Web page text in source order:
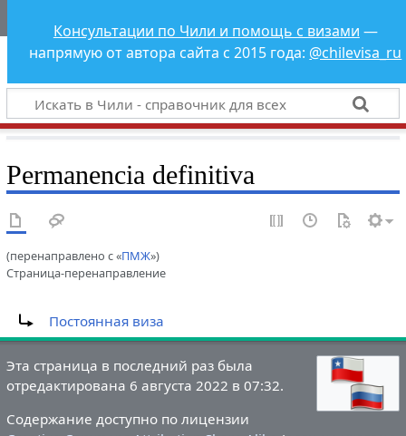
Чили - справочник
для всех
Консультации по Чили и помощь с визами —
напрямую от автора сайта с 2015 года: @chilevisa_ru
Permanencia definitiva
(перенаправлено с «ПМЖ»)
Страница-перенаправление
Постоянная виза
Эта страница в последний раз была
отредактирована 6 августа 2022 в 07:32.
Содержание доступно по лицензии